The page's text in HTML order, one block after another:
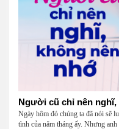
Người cũ chỉ nên nghĩ,
Ngày hôm đó chúng ta đã nói sẽ
tình của năm tháng ấy. Nhưng